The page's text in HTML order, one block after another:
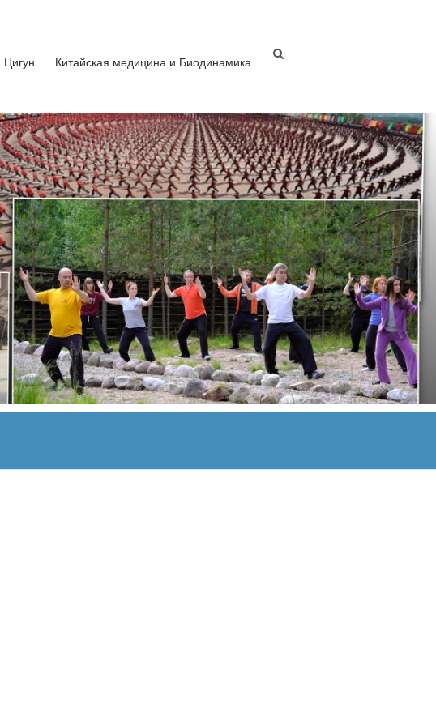
Цигун Китайская медицина и Биодинамика